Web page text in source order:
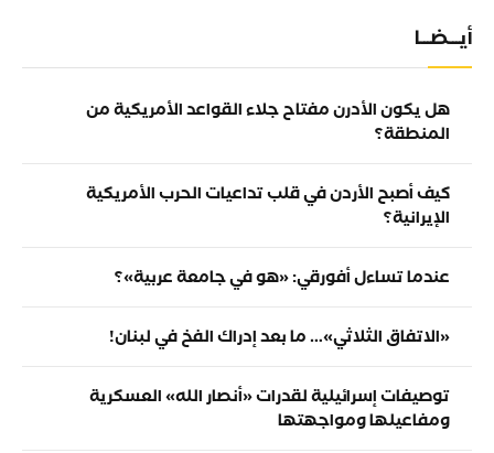
أيـــضـــا
هل يكون الأدرن مفتاح جلاء القواعد الأمريكية من
المنطقة؟
كيف أصبح الأردن في قلب تداعيات الحرب الأمريكية
الإيرانية؟
عندما تساءل أفورقي: «هو في جامعة عربية»؟
«الاتفاق الثلاثي»… ما بعد إدراك الفخ في لبنان!
توصيفات إسرائيلية لقدرات «أنصار الله» العسكرية
ومفاعيلها ومواجهتها